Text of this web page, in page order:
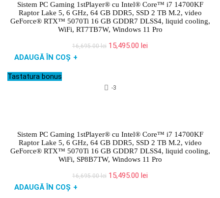
Sistem PC Gaming 1stPlayer® cu Intel® Core™ i7 14700KF
Raptor Lake 5, 6 GHz, 64 GB DDR5, SSD 2 TB M.2, video
GeForce® RTX™ 5070Ti 16 GB GDDR7 DLSS4, liquid cooling,
WiFi, RT7TB7W, Windows 11 Pro
16,695.00lei Prețul
15,495.00 lei
ADAUGĂ ÎN COȘ +
Tastatura bonus
-3
Sistem PC Gaming 1stPlayer® cu Intel® Core™ i7 14700KF
Raptor Lake 5, 6 GHz, 64 GB DDR5, SSD 2 TB M.2, video
GeForce® RTX™ 5070Ti 16 GB GDDR7 DLSS4, liquid cooling,
WiFi, SP8B7TW, Windows 11 Pro
16,695.00lei Prețul
15,495.00 lei
ADAUGĂ ÎN COȘ +